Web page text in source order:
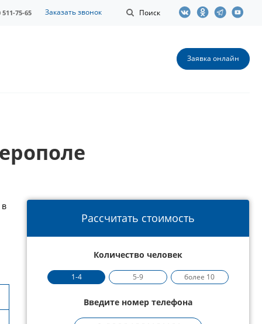
Поиск
511-75-65 Заказать звонок
Заявка онлайн
Рассчитать стоимость
Количество человек
1-4 5-9 более 10
Введите номер телефона